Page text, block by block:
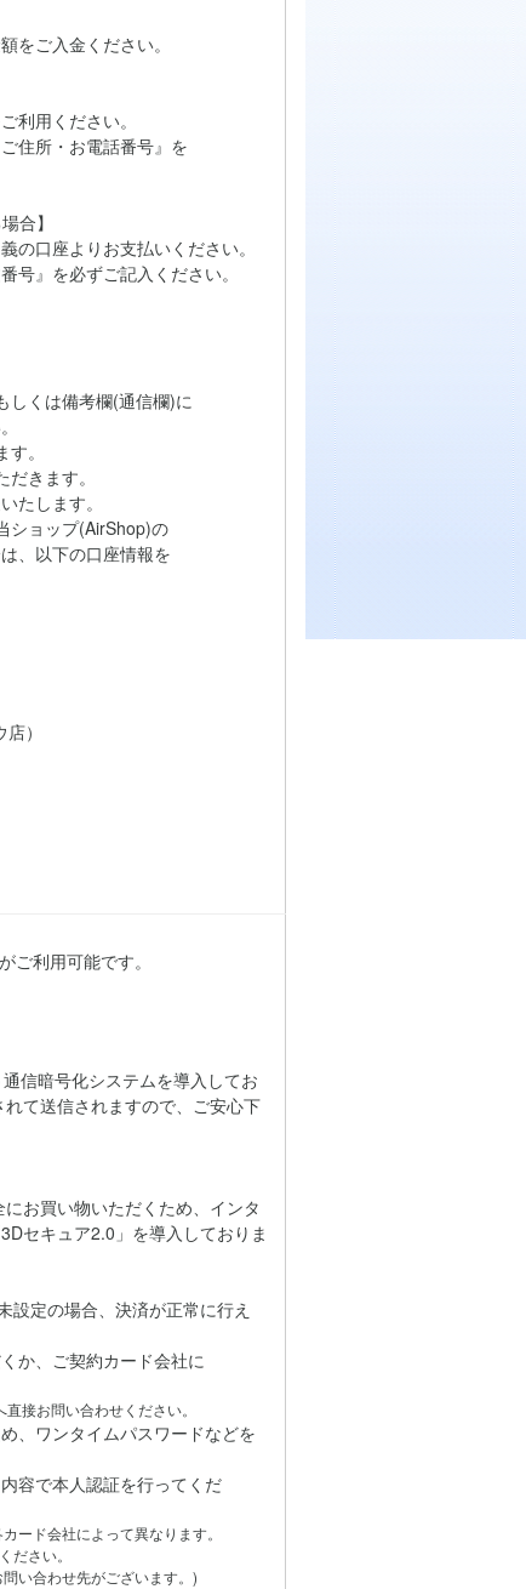
をご入金ください。
用ください。
住所・お電話番号』を
合】
口座よりお支払いください。
』を必ずご記入ください。
くは備考欄(通信欄)に
。
きます。
します。
ョップ(AirShop)の
以下の口座情報を
）
ご利用可能です。
信暗号化システムを導入してお
て送信されますので、ご安心下
お買い物いただくため、インタ
セキュア2.0」を導入しておりま
設定の場合、決済が正常に行え
か、ご契約カード会社に
接お問い合わせください。
、ワンタイムパスワードなどを
容で本人認証を行ってくだ
ード会社によって異なります。
さい。
い合わせ先がございます。)